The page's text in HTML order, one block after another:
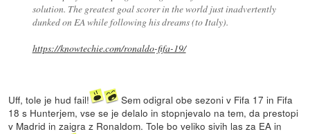
solution. The greatest goal scorer in the world just inadvertently
dunked on EA while following his dreams (to Italy).
https://knowtechie.com/ronaldo-fifa-19/
Uff, tole je hud fail!
Sem odigral obe sezoni v Fifa 17 in Fifa
18 s Hunterjem, vse se je delalo in stopnjevalo na tem, da prestopi
v Madrid in zaigra z Ronaldom. Tole bo veliko sivih las za EA in